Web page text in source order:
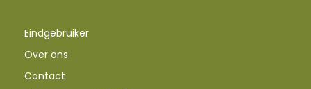
Eindgebruiker
Over ons
Contact